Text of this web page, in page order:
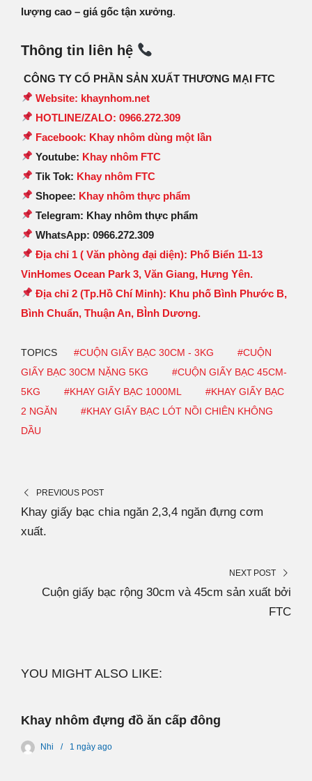
lượng cao – giá gốc tận xưởng.
Thông tin liên hệ
CÔNG TY CỔ PHẦN SẢN XUẤT THƯƠNG MẠI FTC
Website: khaynhom.net
HOTLINE/ZALO: 0966.272.309
Facebook: Khay nhôm dùng một lần
Youtube: Khay nhôm FTC
Tik Tok: Khay nhôm FTC
Shopee: Khay nhôm thực phẩm
Telegram: Khay nhôm thực phẩm
WhatsApp: 0966.272.309
Địa chỉ 1 ( Văn phòng đại diện): Phố Biển 11-13
VinHomes Ocean Park 3, Văn Giang, Hưng Yên.
Địa chỉ 2 (Tp.Hồ Chí Minh): Khu phố Bình Phước B,
Bình Chuẩn, Thuận An, BÌnh Dương.
TOPICS #CUỘN GIẤY BẠC 30CM - 3KG
#CUỘN
GIẤY BẠC 30CM NẶNG 5KG
#CUỘN GIẤY BẠC 45CM-
5KG
#KHAY GIẤY BẠC 1000ML
#KHAY GIẤY BẠC
2 NGĂN
#KHAY GIẤY BẠC LÓT NỒI CHIÊN KHÔNG
DẦU
PREVIOUS POST
Khay giấy bạc chia ngăn 2,3,4 ngăn đựng cơm
xuất.
NEXT POST
Cuộn giấy bạc rộng 30cm và 45cm sản xuất bởi
FTC
YOU MIGHT ALSO LIKE:
Khay nhôm đựng đồ ăn cấp đông
Nhi 1 ngày ago